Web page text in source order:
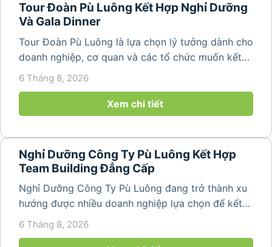
Tour Đoàn Pù Luông Kết Hợp Nghỉ Dưỡng
Và Gala Dinner
Tour Đoàn Pù Luông là lựa chọn lý tưởng dành cho
doanh nghiệp, cơ quan và các tổ chức muốn kết
hợp nghỉ dưỡng, tham quan và tổ chức các hoạt
động gắn kết tập thể. Với cảnh quan thiên nhiên
nguyên sơ, không khí...
6 Tháng 8, 2026
Xem chi tiết
Nghỉ Dưỡng Công Ty Pù Luông Kết Hợp
Team Building Đẳng Cấp
Nghỉ Dưỡng Công Ty Pù Luông đang trở thành xu
hướng được nhiều doanh nghiệp lựa chọn để kết
hợp giữa nghỉ ngơi, tái tạo năng lượng và xây
6 Tháng 8, 2026